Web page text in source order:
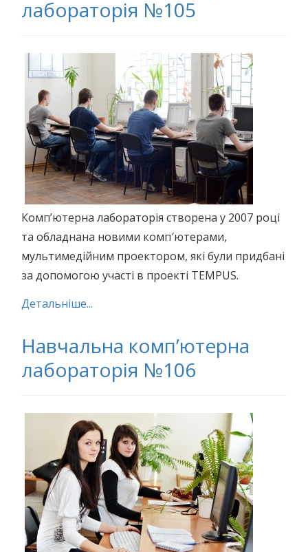
лабораторія №105
Комп’ютерна лабораторія створена у 2007 році
та обладнана новими комп′ютерами,
мультимедійним проектором, які були придбані
за допомогою участі в проекті TEMPUS.
Детальніше...
Навчальна комп’ютерна
лабораторія №106